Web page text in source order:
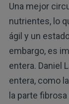
Una mejor
nutrientes, lo
ágil y un
embargo, es
entera. Daniel
entera, como
la parte